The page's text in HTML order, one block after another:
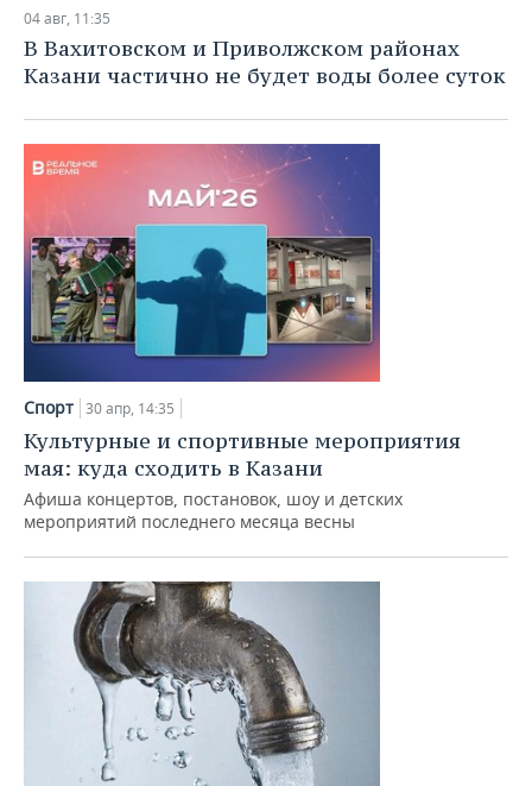
НЕФТЕХИМИЯ
НЕФТЬ
ОПК
ЭНЕРГЕТИКА
РОЗНИЧНАЯ ТОРГОВЛЯ
УСЛУГИ
НОВОСТИ ТЕХНОЛОГИЙ
МЕДИА
ТЕЛЕКОММУНИКАЦИИ
МЕРОПРИЯТИЯ
ВЫЕЗДНАЯ РЕДАКЦИЯ
БИЗНЕС-БРАНЧИ
ONLINE-КОНФЕРЕНЦИИ
ОТКРЫТАЯ ЛЕКЦИЯ
НОВОСТИ СПОРТА
ХОККЕЙ
БАСКЕТБОЛ
ФИГУРНОЕ КАТАНИЕ
ВОДНЫЕ ВИДЫ СПОРТА
ХОККЕЙ С МЯЧОМ
ОБЩЕСТВО
НОВОСТИ ОБЩЕСТВА
ВЛАСТЬ
ИНФРАСТРУКТУРА
МЕДИЦИНА
ОБРАЗОВАНИЕ
ПРОИСШЕСТВИЯ
ФОТОГАЛЕРЕЯ
СЮЖЕТЫ
СПРАВОЧНИК
04 авг, 11:35
В Вахитовском и Приволжском районах
Казани частично не будет воды более суток
Спорт 30 апр, 14:35
Культурные и спортивные мероприятия
мая: куда сходить в Казани
Афиша концертов, постановок, шоу и детских
мероприятий последнего месяца весны